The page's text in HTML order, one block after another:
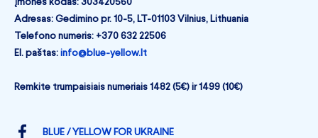
Įmonės kodas: 303420560
Adresas: Gedimino pr. 10-5, LT-01103 Vilnius, Lithuania
Telefono numeris: +370 632 22506
El. paštas: info@blue-yellow.lt
Remkite trumpaisiais numeriais 1482 (5€) ir 1499 (10€)
BLUE / YELLOW FOR UKRAINE